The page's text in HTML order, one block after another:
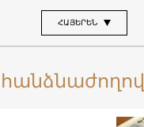
ՀԱՅԵՐԵՆ
հանձնաժողով